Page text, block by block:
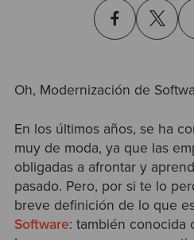
Oh, Modernización de
En los últimos años, se ha
muy de moda, ya que las
obligadas a afrontar y
pasado. Pero, por si te lo
breve definición de lo que
Software: también conocida